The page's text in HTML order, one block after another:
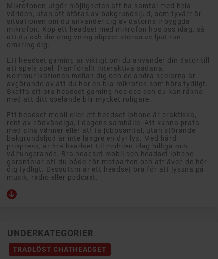
Mikrofonen utgör möjligheten att ha samtal med hela
världen, utan att störas av bakgrundsljud, som tyvärr är
situationen om du använder dig av datorns inbyggda
mikrofon. Köp ett headset med mikrofon hos oss idag, så
att du och din omgivning slipper störas av ljud runt
omkring dig.
Ett headset gaming är viktigt om du använder din dator till
att spela spel, framförallt interaktiva sådana.
Kommunikationen mellan dig och de andra spelarna är
avgörande av att du har en bra mikrofon som hörs tydligt.
Skaffa ett bra headset gaming hos oss och du kan räkna
med att ditt spelande blir mycket roligare.
Ett headset mobil eller ett headset iphone är praktiska,
rent av nödvändiga, i dagens samhälle. Att kunna prata
med sina vänner eller att ta jobbsamtal, utan störande
bakgrundsljud är inte längre en dyr lyx. Med hård
prispress, är bra headset till mobilen idag billiga och
välfungerande. Bra headset mobil och headset iphone
garanterar att du både hör motparten och att även de hör
dig tydligt. Dessutom är ett headset bra för att lyssna på
musik, radio eller podcast.
UNDERKATEGORIER
TRÅDLÖST CHATHEADSET